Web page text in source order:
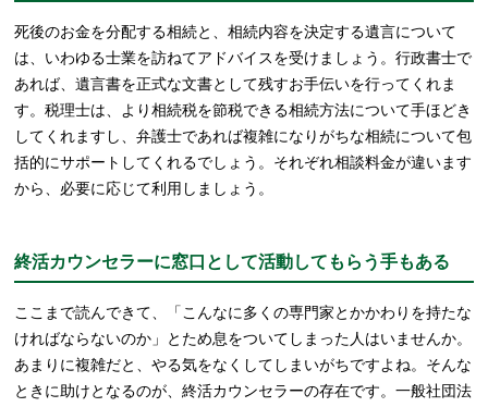
死後のお金を分配する相続と、相続内容を決定する遺言について
は、いわゆる士業を訪ねてアドバイスを受けましょう。行政書士で
あれば、遺言書を正式な文書として残すお手伝いを行ってくれま
す。税理士は、より相続税を節税できる相続方法について手ほどき
してくれますし、弁護士であれば複雑になりがちな相続について包
括的にサポートしてくれるでしょう。それぞれ相談料金が違います
から、必要に応じて利用しましょう。
終活カウンセラーに窓口として活動してもらう手もある
ここまで読んできて、「こんなに多くの専門家とかかわりを持たな
ければならないのか」とため息をついてしまった人はいませんか。
あまりに複雑だと、やる気をなくしてしまいがちですよね。そんな
ときに助けとなるのが、終活カウンセラーの存在です。一般社団法